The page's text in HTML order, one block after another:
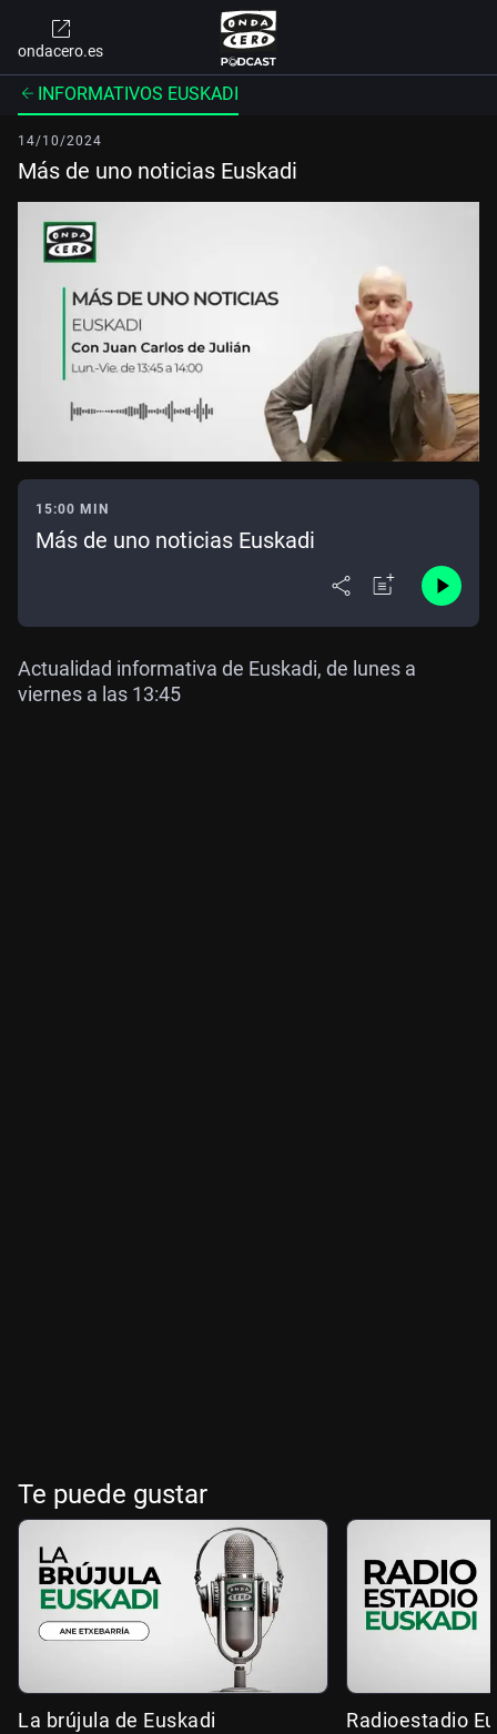
ondacero.es
INFORMATIVOS EUSKADI
14/10/2024
Más de uno noticias Euskadi
15:00 MIN
Más de uno noticias Euskadi
Actualidad informativa de Euskadi, de lunes a
viernes a las 13:45
Te puede gustar
La brújula de Euskadi Radioestadio